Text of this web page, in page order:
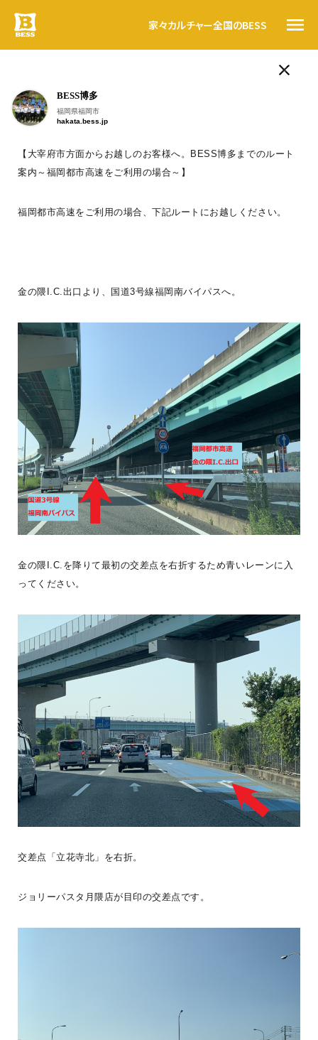
家々カルチャー全国のBESS
トップ
BESSカルチャー
家々
#ログログ
法人の方へ
人気のタグ
LOGWAYだより BESSの家
fujisawa.bess.jp
《BESS藤沢 ユーザー暮らし紹介》小田原市にWONDER DEVICE
を建築されたKさんご家族。「ぴったりな家があるよ」とご友人に紹
介され ...続きを読む
BESS藤沢 LOGWAYだより 全国のBESS
BESS藤沢
神奈川県藤沢市
fujisawa.bess.jp
7月の LOGWAY コーチャーDAY では、WONDER DEVICE ユーザ
ーでプロアングラーの Kさんによる「はじめてのウッドルアーづ
こんにちは。
#ログログ です。
日常を楽しんでいる声や、新しい情報を、
BESS博多
福岡県福岡市
hakata.bess.jp
【大宰府市方面からお越しのお客様へ。BESS博多までのルート
案内～福岡都市高速をご利用の場合～】
福岡都市高速をご利用の場合、下記ルートにお越しください。
金の隈I.C.出口より、国道3号線福岡南バイパスへ。
金の隈I.C.を降りて最初の交差点を右折するため青いレーンに入
ってください。
交差点「立花寺北」を右折。
ジョリーパスタ月隈店が目印の交差点です。